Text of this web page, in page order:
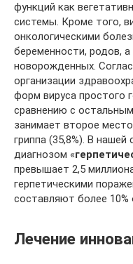
функций как
системы. Кроме того,
онкологическими
беременности, родов,
новорожденных.
организации
форм вируса простого
сравнению с
занимает второе
гриппа (35,8%). В
диагнозом «
превышает 2,5
герпетическими
составляют более 10%
Лечение